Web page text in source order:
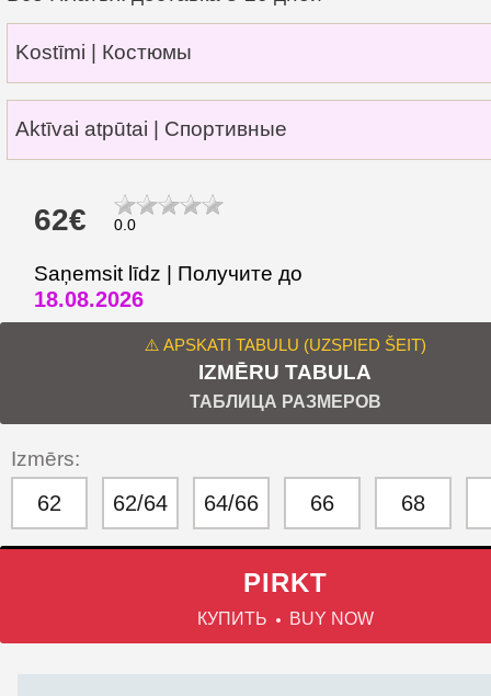
Kostīmi | Костюмы
Aktīvai atpūtai | Спортивные
62€ 0.0
Saņemsit līdz | Получите до
18.08.2026
⚠️ APSKATI TABULU (UZSPIED ŠEIT)
IZMĒRU TABULA
ТАБЛИЦА РАЗМЕРОВ
Izmērs:
62 62/64 64/66 66 68
PIRKT
КУПИТЬ BUY NOW